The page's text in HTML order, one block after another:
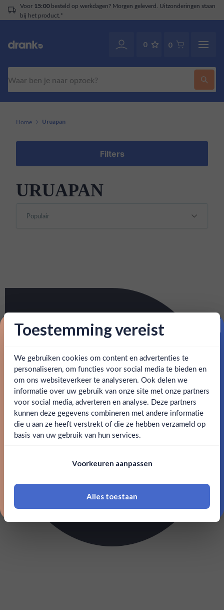
Voor 15:00besteld op werkdagen? Morgen geleverd. Uitzonderingen staan
bij het product.*
0 0
Ben jij 18 jaar of ouder?
Ja Nee
18 jaar of ouder zijn
Home Uruapan
Filters
URUAPAN
Toestemming vereist
We gebruiken cookies om content en advertenties te
personaliseren, om functies voor social media te bieden en
om ons websiteverkeer te analyseren. Ook delen we
informatie over uw gebruik van onze site met onze partners
voor social media, adverteren en analyse. Deze partners
kunnen deze gegevens combineren met andere informatie
die u aan ze heeft verstrekt of die ze hebben verzameld op
basis van uw gebruik van hun services.
Voorkeuren aanpassen
Alles toestaan
Proost op je eerste korting!
Schrijf je in en ontvang direct 5% korting op je eerste
bestelling.
Email
Claim mijn korting